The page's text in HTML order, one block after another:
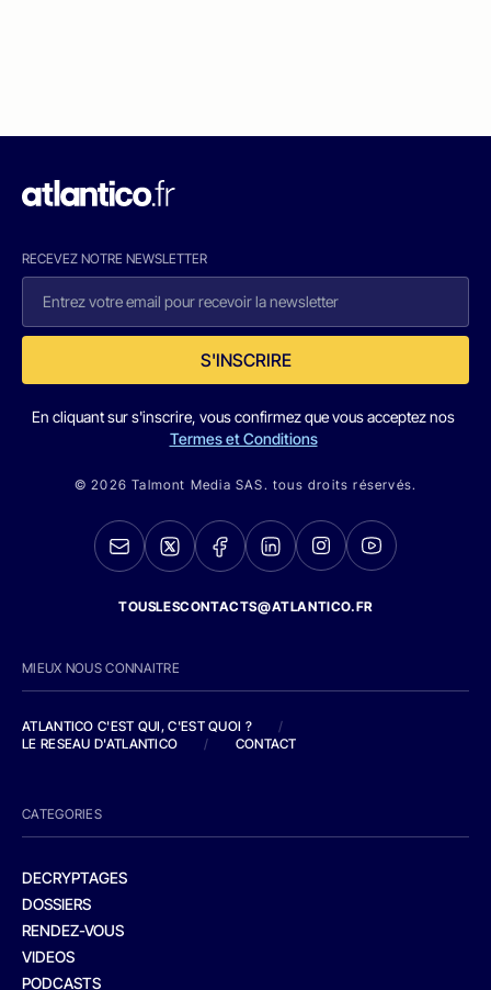
RECEVEZ NOTRE NEWSLETTER
S'INSCRIRE
En cliquant sur s'inscrire, vous confirmez que vous acceptez nos
Termes et Conditions
© 2026 Talmont Media SAS. tous droits réservés.
TOUSLESCONTACTS@ATLANTICO.FR
MIEUX NOUS CONNAITRE
ATLANTICO C'EST QUI, C'EST QUOI ?
/
LE RESEAU D'ATLANTICO
/ CONTACT
CATEGORIES
DECRYPTAGES
DOSSIERS
RENDEZ-VOUS
VIDEOS
PODCASTS